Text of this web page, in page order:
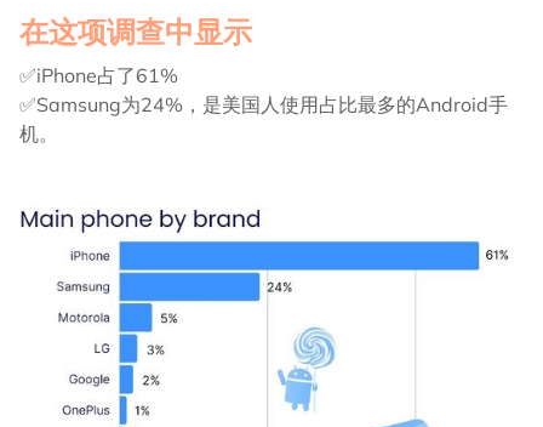
在这项调查中显示
✅iPhone占了61%
✅Samsung为24%，是美国人使用占比最多的Android手
机。